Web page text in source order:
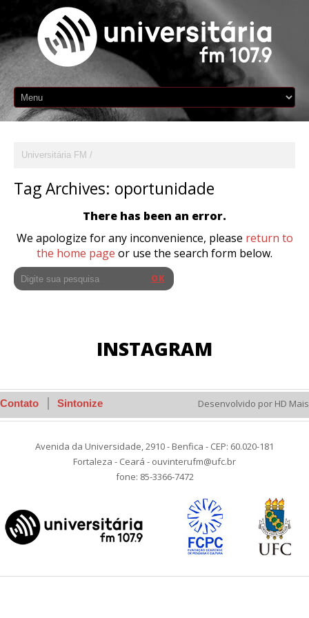
Universitária FM
Tag Archives: oportunidade
There has been an error.
We apologize for any inconvenience, please return to
the home page or use the search form below.
INSTAGRAM
Contato Sintonize Desenvolvido por HD Mais
Avenida da Universidade, 2910 - Benfica - CEP: 60.020-181
Fortaleza - Ceará - ouvinterufm@ufc.br
fone: 85-3366-7472